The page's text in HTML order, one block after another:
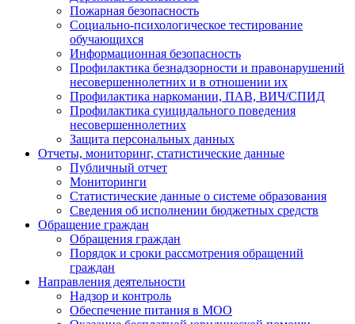
Пожарная безопасность
Социально-психологическое тестирование
обучающихся
Информационная безопасность
Профилактика безнадзорности и правонарушений
несовершеннолетних и в отношении их
Профилактика наркомании, ПАВ, ВИЧ/СПИД
Профилактика суицидального поведения
несовершеннолетних
Защита персональных данных
Отчеты, мониторинг, статистические данные
Публичный отчет
Мониторинги
Статистические данные о системе образования
Сведения об исполнении бюджетных средств
Обращение граждан
Обращения граждан
Порядок и сроки рассмотрения обращений
граждан
Направления деятельности
Надзор и контроль
Обеспечение питания в МОО